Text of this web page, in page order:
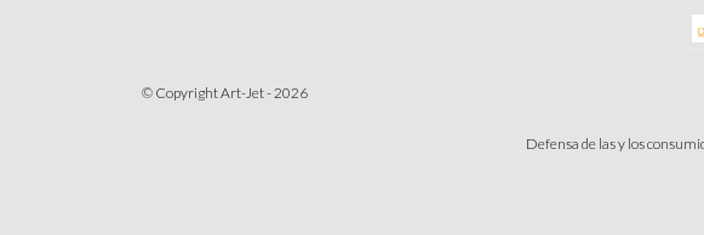
© Copyright Art-Jet - 2026
Defensa de las y los